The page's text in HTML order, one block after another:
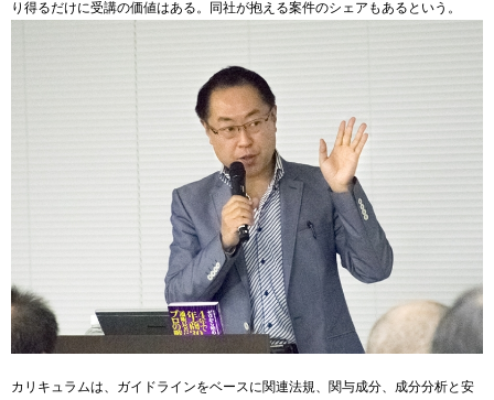
り得るだけに受講の価値はある。同社が抱える案件のシェアもあるという。
カリキュラムは、ガイドラインをベースに関連法規、関与成分、成分分析と安